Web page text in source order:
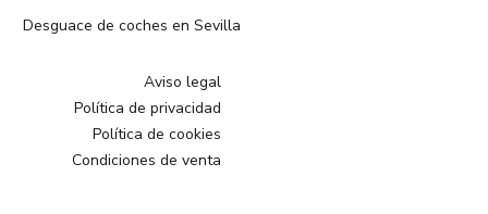
Desguace de coches en Sevilla
Aviso legal
Política de privacidad
Política de cookies
Condiciones de venta